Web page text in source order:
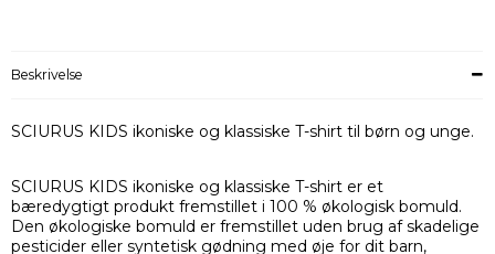
Beskrivelse
SCIURUS KIDS ikoniske og klassiske T-shirt til børn og unge.
SCIURUS KIDS ikoniske og klassiske T-shirt er et
bæredygtigt produkt fremstillet i 100 % økologisk bomuld.
Den økologiske bomuld er fremstillet uden brug af skadelige
pesticider eller syntetisk gødning med øje for dit barn,